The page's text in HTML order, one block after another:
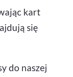
kart
się
do naszej